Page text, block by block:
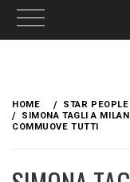
content
HOME
STAR
SIMONA TAGLI A
COMMUOVE TUTTI